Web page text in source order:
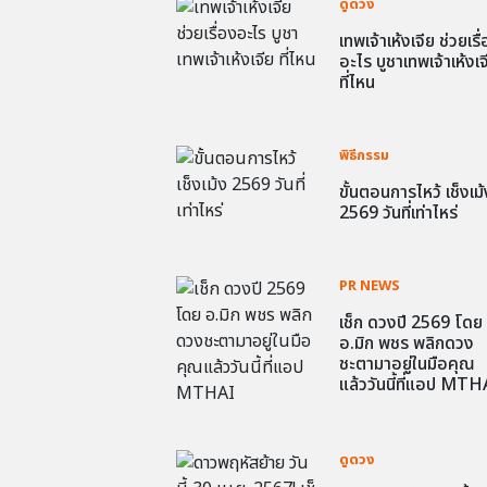
เทพเจ้าเห้งเจีย ช่วยเ
อะไร บูชาเทพเจ้าเห้งเ
ที่ไหน
พิธีกรรม
ขั้นตอนการไหว้ เช็งเ
2569 วันที่เท่าไหร่
PR NEWS
เช็ก ดวงปี 2569 โดย
อ.มิก พชร พลิกดวง
ชะตามาอยู่ในมือคุณ
แล้ววันนี้ที่แอป
ดูดวง